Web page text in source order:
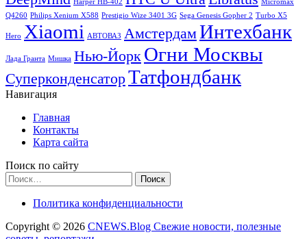
Harper HB-402
Micromax
Q4260 Philips Xenium X588 Prestigio Wize 3401 3G Sega Genesis Gopher 2 Turbo X5
Hero Xiaomi АВТОВАЗ АмстердамИнтехбанк
Лада Гранта Мишка Нью-Йорк Огни Москвы
СуперконденсаторТатфондбанк
Навигация
Главная
Контакты
Карта сайта
Поиск по сайту
Найти:
Политика конфиденциальности
Copyright © 2026 CNEWS.Blog Свежие новости, полезные